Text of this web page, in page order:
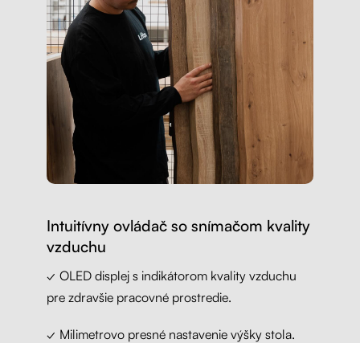
Intuitívny ovládač so snímačom kvality
vzduchu
✓ OLED displej s indikátorom kvality vzduchu
pre zdravšie pracovné prostredie.
✓ Milimetrovo presné nastavenie výšky stola.